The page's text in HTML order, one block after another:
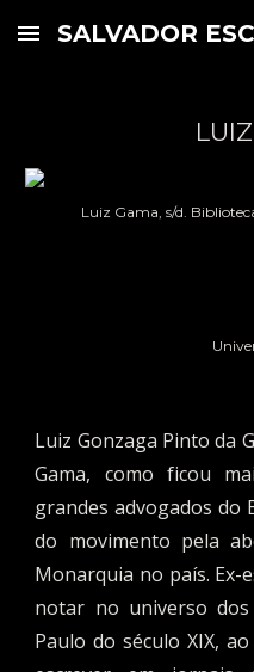
Skip to main content
SALVADOR
Luiz Gama, s/d.
Luiz Gonzaga Pinto da
Gama, como ficou
grandes advogados do
do movimento pela
Monarquia no país. Ex-
notar no universo
Paulo do século XIX,